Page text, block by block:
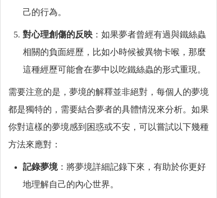
己的行為。
對心理創傷的反映 ：如果夢者曾經有過與鐵絲蟲
相關的負面經歷，比如小時候被異物卡喉，那麼
這種經歷可能會在夢中以吃鐵絲蟲的形式重現。
需要注意的是，夢境的解釋並非絕對，每個人的夢境
都是獨特的，需要結合夢者的具體情況來分析。如果
你對這樣的夢境感到困惑或不安，可以嘗試以下幾種
方法來應對：
記錄夢境：將夢境詳細記錄下來，有助於你更好
地理解自己的內心世界。